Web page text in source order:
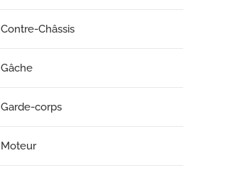
Contre-Châssis
Gâche
Garde-corps
Moteur